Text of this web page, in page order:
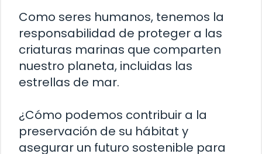
Como seres humanos, tenemos la
responsabilidad de proteger a las
criaturas marinas que comparten
nuestro planeta, incluidas las
estrellas de mar.
¿Cómo podemos contribuir a la
preservación de su hábitat y
asegurar un futuro sostenible para